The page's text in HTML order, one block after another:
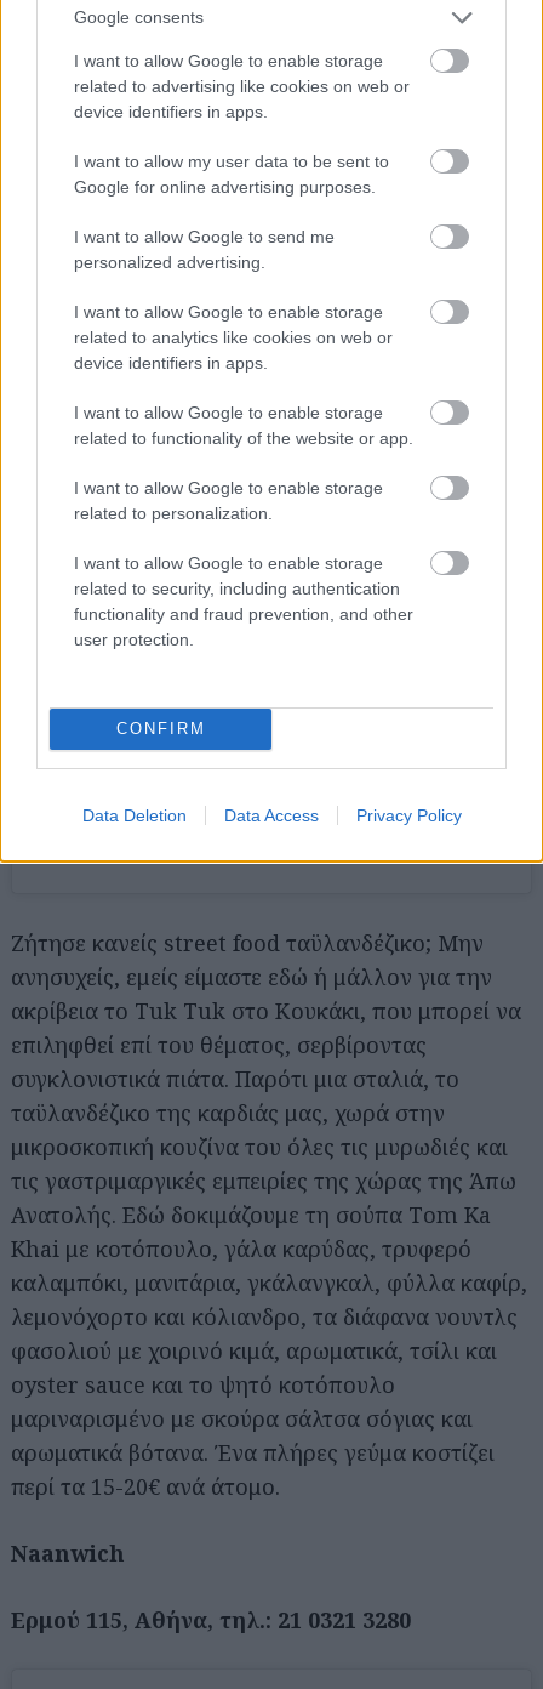
Google consents
I want to allow Google to enable storage
related to advertising like cookies on web or
device identifiers in apps.
I want to allow my user data to be sent to
Google for online advertising purposes.
I want to allow Google to send me
personalized advertising.
I want to allow Google to enable storage
related to analytics like cookies on web or
device identifiers in apps.
I want to allow Google to enable storage
related to functionality of the website or app.
I want to allow Google to enable storage
related to personalization.
I want to allow Google to enable storage
related to security, including authentication
functionality and fraud prevention, and other
user protection.
CONFIRM
Data Deletion Data Access Privacy Policy
μεγάλη ποικιλία γεύσεων στα special dishes. Εδώ
αγαπάμε το ρύζι με γαρίδες, το μοσχαράκι
Σανγκάης, τα noodles με κοτόπουλο και κάρυ, τα
φρεσκοτηγανισμένα τσιπς γαρίδας όπως και τη
βελουτέ σούπα καλαμποκιού, με άρωμα τζίντζερ,
κάρυ και γάλα καρύδας. Εδώ θα καλοφάς και δεν
πρόκειται να δώσεις περισσότερα από 10€ ανά
άτομο.
Tuk Tuk
View this post on Instagram
Ζήτησε κανείς street food ταϋλανδέζικο; Μην
ανησυχείς, εμείς είμαστε εδώ ή μάλλον για την
ακρίβεια το Tuk Tuk στο Κουκάκι, που μπορεί να
επιληφθεί επί του θέματος, σερβίροντας
συγκλονιστικά πιάτα. Παρότι μια σταλιά, το
ταϋλανδέζικο της καρδιάς μας, χωρά στην
μικροσκοπική κουζίνα του όλες τις μυρωδιές και
τις γαστριμαργικές εμπειρίες της χώρας της Άπω
Ανατολής. Εδώ δοκιμάζουμε τη σούπα Τom Ka
Khai με κοτόπουλο, γάλα καρύδας, τρυφερό
καλαμπόκι, μανιτάρια, γκάλανγκαλ, φύλλα καφίρ,
λεμονόχορτο και κόλιανδρο, τα διάφανα νουντλς
φασολιού με χοιρινό κιμά, αρωματικά, τσίλι και
oyster sauce και το ψητό κοτόπουλο
μαριναρισμένο με σκούρα σάλτσα σόγιας και
αρωματικά βότανα. Ένα πλήρες γεύμα κοστίζει
περί τα 15-20€ ανά άτομο.
Naanwich
Ερμού 115, Αθήνα, τηλ.: 21 0321 3280